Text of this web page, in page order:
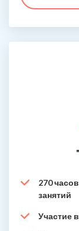
270
занятий
Участие